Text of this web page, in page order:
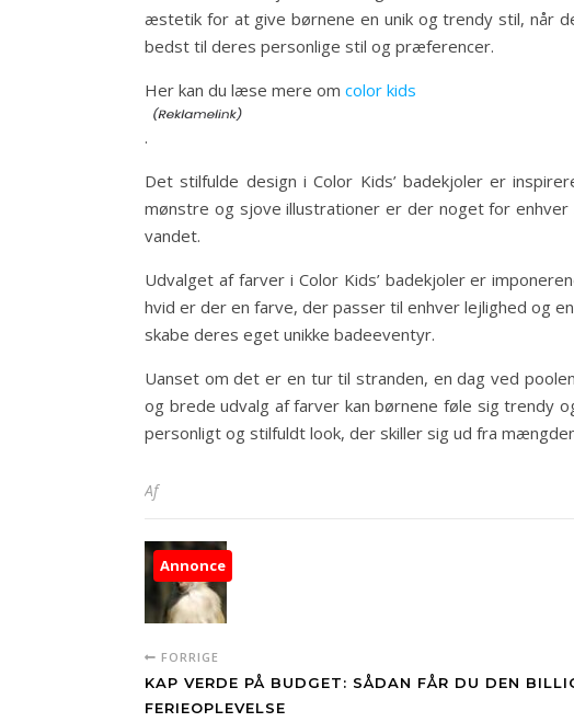
æstetik for at give børnene en unik og trendy stil, når
bedst til deres personlige stil og præferencer.
Her kan du læse mere om color kids
.
Det stilfulde design i Color Kids’ badekjoler er
mønstre og sjove illustrationer er der noget for
vandet.
Udvalget af farver i Color Kids’ badekjoler er
hvid er der en farve, der passer til enhver lejlighed og
skabe deres eget unikke badeeventyr.
Uanset om det er en tur til stranden, en dag ved
og brede udvalg af farver kan børnene føle sig trendy
personligt og stilfuldt look, der skiller sig ud fra
Af
Annonce
FORRIGE
KAP VERDE PÅ BUDGET: SÅDAN FÅR DU DEN
FERIEOPLEVELSE